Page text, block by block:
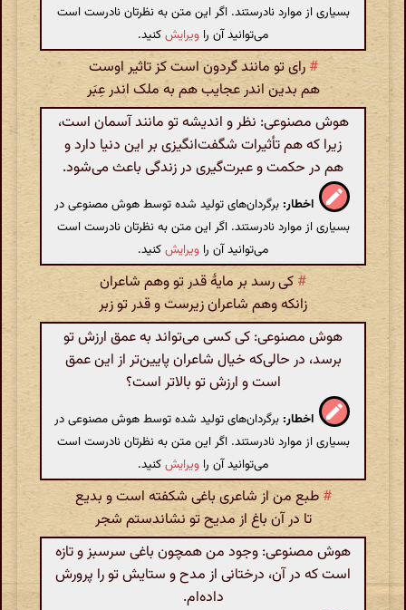
بسیاری از موارد نادرستند. اگر این متن به نظرتان نادرست است
می‌توانید آن را ویرایشکنید.
# رای تو مانند گردون است کز تاثیر اوست
هم بدین اندر عجایب هم به ملک اندر عِبَر
هوش مصنوعی: نظر و اندیشه تو مانند آسمان است،
زیرا که هم تأثیرات شگفت‌انگیزی بر این دنیا دارد و
هم در حکمت و عبرت‌گیری در زندگی باعث می‌شود.
اخطار: برگردان‌های تولید شده توسط هوش مصنوعی در
بسیاری از موارد نادرستند. اگر این متن به نظرتان نادرست است
می‌توانید آن را ویرایشکنید.
# کی رسد بر مایهٔ قدر تو وهم شاعران
زانکه وهم شاعران زیرست و قدر تو زبر
هوش مصنوعی: کی کسی می‌تواند به عمق ارزش تو
برسد، در حالی‌که خیال شاعران پایین‌تر از این عمق
است و ارزش تو بالاتر است؟
اخطار: برگردان‌های تولید شده توسط هوش مصنوعی در
بسیاری از موارد نادرستند. اگر این متن به نظرتان نادرست است
می‌توانید آن را ویرایشکنید.
# طبع من از شاعری باغی شکفته است و بدیع
تا در آن باغ از مدیح تو نشاندستم شجر
هوش مصنوعی: وجود من همچون باغی سرسبز و تازه
است که در آن، درختانی از مدح و ستایش تو را پرورش
داده‌ام.